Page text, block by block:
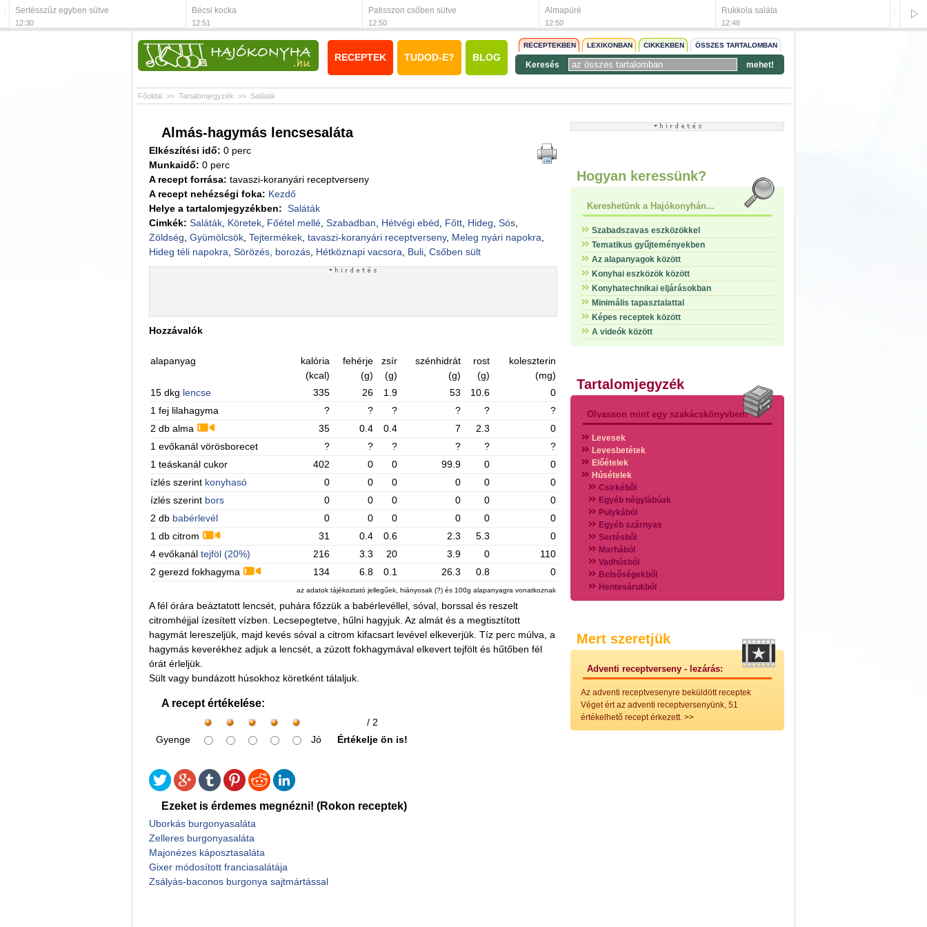
Sertésszűz egyben sütve
12:30
Bécsi kocka
12:51
Patisszon csőben sütve
12:50
Almapüré
12:50
Rukkola saláta
12:48
Lyoni
RECEPTEK TUDOD-E? BLOG
RECEPTEKBEN LEXIKONBAN CIKKEKBEN ÖSSZES TARTALOMBAN
Keresés mehet!
Főoldal >> Tartalomjegyzék >> Saláták
Almás-hagymás lencsesaláta
Elkészítési idő: 0 perc
Munkaidő: 0 perc
A recept forrása: tavaszi-koranyári receptverseny
A recept nehézségi foka: Kezdő
Helye a tartalomjegyzékben: Saláták
Cimkék: Saláták, Köretek, Főétel mellé, Szabadban Hétvégi ebéd Főtt, Hideg Sós,
Zöldség Gyümölcsök, Tejtermékek, tavaszi-koranyári receptverseny, Meleg nyári napokra
Hideg téli napokra Sörözés, borozás, Hétköznapi vacsora Buli, Csőben sült
Hozzávalók
alapanyag
kalória
(kcal)
fehérje
(g)
zsír
(g)
szénhidrát
(g)
rost
(g)
koleszterin
(mg)
15 dkg lencse 335 26 1.9 53 10.6
0
1 fej lilahagyma
? ? ? ? ?
?
2 db alma
35 0.4 0.4 7 2.3
0
1 evőkanál vörösborecet
? ? ? ? ?
?
1 teáskanál cukor
402 0 0 99.9 0
0
ízlés szerint konyhasó 0 0 0 0 0
0
ízlés szerint bors 0 0 0 0 0
0
2 db babérlevél 0 0 0 0 0
0
1 db citrom
31 0.4 0.6 2.3 5.3
0
4 evőkanál tejföl (20%) 216 3.3 20 3.9 0
110
2 gerezd fokhagyma
134 6.8 0.1 26.3 0.8 0
az adatok tájékoztató jellegűek, hiányosak (?) és 100g alapanyagra vonatkoznak
A fél órára beáztatott lencsét, puhára főzzük a babérlevéllel, sóval, borssal és reszelt
citromhéjjal ízesített vízben. Lecsepegtetve, hűlni hagyjuk. Az almát és a megtisztított
hagymát lereszeljük, majd kevés sóval a citrom kifacsart levével elkeverjük. Tíz perc múlva, a
hagymás keverékhez adjuk a lencsét, a zúzott fokhagymával elkevert tejfölt és hűtőben fél
órát érleljük.
Sült vagy bundázott húsokhoz köretként tálaljuk.
A recept értékelése:
/ 2
Gyenge
Jó Értékelje ön is!
Ezeket is érdemes megnézni! (Rokon receptek)
Uborkás burgonyasaláta
Zelleres burgonyasaláta
Majonézes káposztasaláta
Gixer módosított franciasalátája
Zsályás-baconos burgonya sajtmártással
Hogyan keressünk?
Kereshetünk a Hajókonyhán...
Szabadszavas eszközökkel
Tematikus gyűjteményekben
Az alapanyagok között
Konyhai eszközök között
Konyhatechnikai eljárásokban
Minimális tapasztalattal
Képes receptek között
A videók között
Tartalomjegyzék
Olvasson mint egy szakácskönyvben!
Levesek
Levesbetétek
Előételek
Húsételek
Csirkéből
Egyéb négylábúak
Pulykából
Egyéb szárnyas
Sertésből
Marhából
Vadhúsból
Belsőségekből
Hentesárukból
Vadszárnyasokból
Halak
Hidegvérűek
Klasszikus főzelékek
Zöldséges ételek
Saláták
Hidegkonyhai készítmények
Mert szeretjük
Adventi receptverseny - lezárás:
Az adventi receptvesenyre beküldött receptek
Véget ért az adventi receptversenyünk, 51
értékelhető recept érkezett.>>